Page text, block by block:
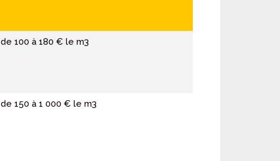
de 100 à 180 € le m3
de 150 à 1 000 € le m3